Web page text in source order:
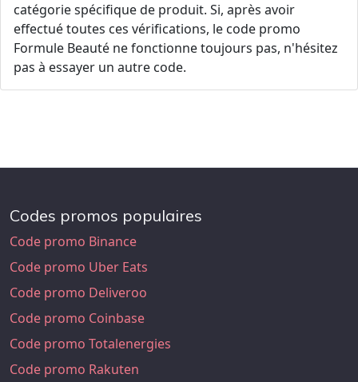
catégorie spécifique de produit. Si, après avoir
effectué toutes ces vérifications, le code promo
Formule Beauté ne fonctionne toujours pas, n'hésitez
pas à essayer un autre code.
Codes promos populaires
Code promo Binance
Code promo Uber Eats
Code promo Deliveroo
Code promo Coinbase
Code promo Totalenergies
Code promo Rakuten